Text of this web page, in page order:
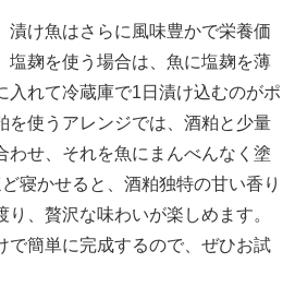
け魚はさらに風味豊かで栄養価
塩麹を使う場合は、魚に塩麹を薄
入れて冷蔵庫で1日漬け込むのがポ
を使うアレンジでは、酒粕と少量
わせ、それを魚にまんべんなく塗
寝かせると、酒粕独特の甘い香り
り、贅沢な味わいが楽しめます。
で簡単に完成するので、ぜひお試